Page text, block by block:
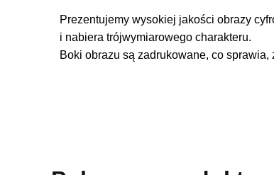
Prezentujemy wysokiej jakości obrazy
i nabiera trójwymiarowego charakteru.
Boki obrazu są zadrukowane, co